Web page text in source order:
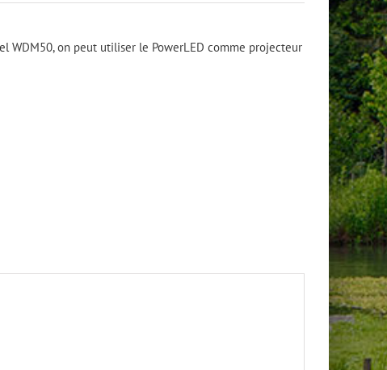
WDM50, on peut utiliser le PowerLED comme projecteur